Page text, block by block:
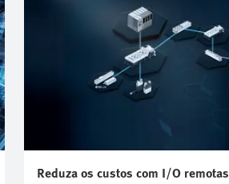
Reduza os custos com I/O remotas